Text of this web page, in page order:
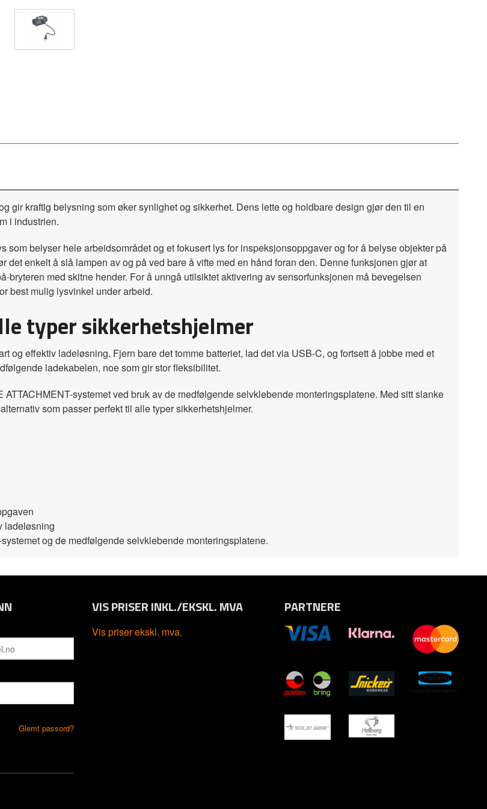
gir kraftig belysning som øker synlighet og sikkerhet. Dens lette og holdbare design gjør den til en
i industrien.
belyser hele arbeidsområdet og et fokusert lys for inspeksjonsoppgaver og for å belyse objekter på
enkelt å slå lampen av og på ved bare å vifte med en hånd foran den. Denne funksjonen gjør at
bryteren med skitne hender. For å unngå utilsiktet aktivering av sensorfunksjonen må bevegelsen
best mulig lysvinkel under arbeid.
typer sikkerhetshjelmer
og effektiv ladeløsning. Fjern bare det tomme batteriet, lad det via USB-C, og fortsett å jobbe med et
ladekabelen, noe som gir stor fleksibilitet.
systemet ved bruk av de medfølgende selvklebende monteringsplatene. Med sitt slanke
som passer perfekt til alle typer sikkerhetshjelmer.
ladeløsning
og de medfølgende selvklebende monteringsplatene.
Glemt passord?
VIS PRISER INKL./EKSKL. MVA
Vis priser ekskl. mva.
PARTNERE